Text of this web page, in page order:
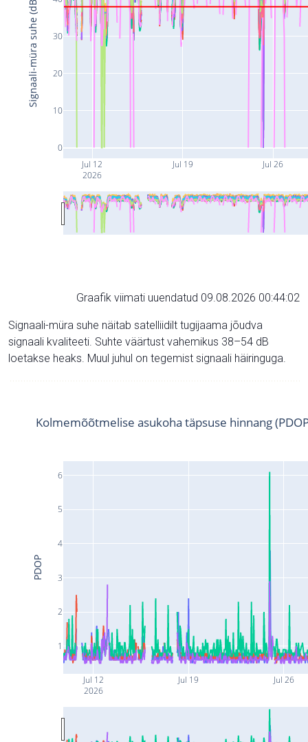
Jul 12
2026
Jul 19 Jul 26
0
10
20
30
Signaali-müra suhe (dB)
Graafik viimati uuendatud 09.08.2026 00:44:02
Signaali-müra suhe näitab satelliidilt tugijaama jõudva
signaali kvaliteeti. Suhte väärtust vahemikus 38–54 dB
loetakse heaks. Muul juhul on tegemist signaali häiringuga.
Jul 12
2026
Jul 19 Jul 26
1
2
3
4
5
6
Kolmemõõtmelise asukoha täpsuse hinnang
PDOP